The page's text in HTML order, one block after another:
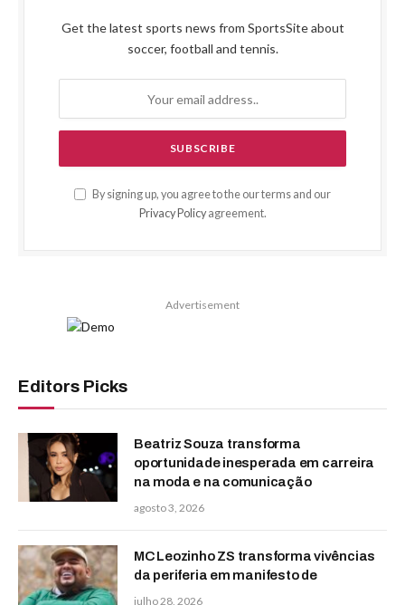
Get the latest sports news from SportsSite about
soccer, football and tennis.
By signing up, you agree to the our terms and our
Privacy Policyagreement.
Advertisement
Editors Picks
Beatriz Souza transforma
oportunidade inesperada em carreira
na moda e na comunicação
agosto 3, 2026
MC Leozinho ZS transforma vivências
da periferia em manifesto de
julho 28, 2026